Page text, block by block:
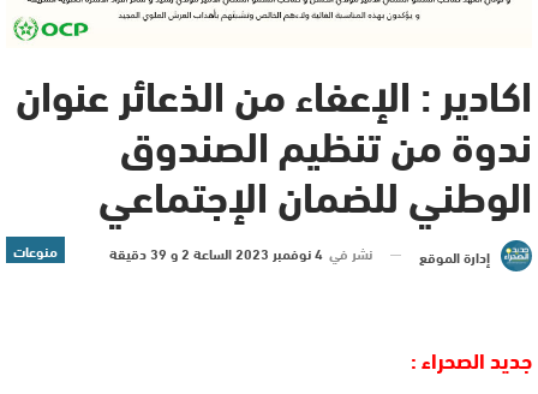
اكادير : الإعفاء من الذعائر عنوان
ندوة من تنظيم الصندوق
الوطني للضمان الإجتماعي
منوعات إدارة الموقع نشر في 4 نوفمبر 2023 الساعة 2 و 39 دقيقة
جديد الصحراء :